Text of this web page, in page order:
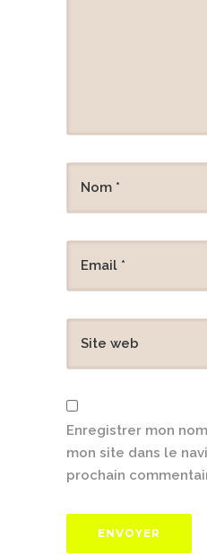
Enregistrer mon
mon site dans le
prochain